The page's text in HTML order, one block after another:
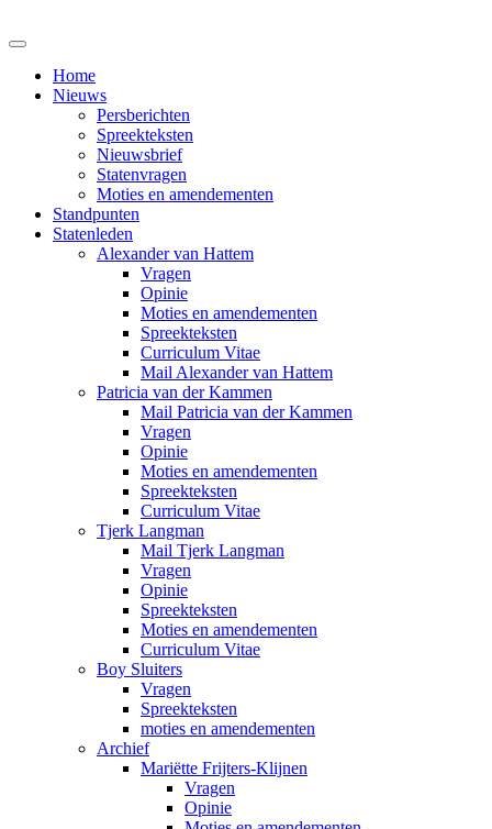
Home
Nieuws
Persberichten
Spreekteksten
Nieuwsbrief
Statenvragen
Moties en amendementen
Standpunten
Statenleden
Alexander van Hattem
Vragen
Opinie
Moties en amendementen
Spreekteksten
Curriculum Vitae
Mail Alexander van Hattem
Patricia van der Kammen
Mail Patricia van der Kammen
Vragen
Opinie
Moties en amendementen
Spreekteksten
Curriculum Vitae
Tjerk Langman
Mail Tjerk Langman
Vragen
Opinie
Spreekteksten
Moties en amendementen
Curriculum Vitae
Boy Sluiters
Vragen
Spreekteksten
moties en amendementen
Archief
Mariëtte Frijters-Klijnen
Vragen
Opinie